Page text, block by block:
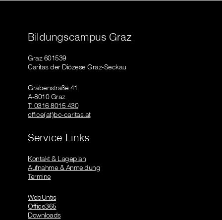
Bildungscampus Graz
Graz 601539
Caritas der Diözese Graz-Seckau
Grabenstraße 41
A-8010 Graz
T: 0316 8015 430
office(at)bc-caritas.at
Service Links
Kontakt & Lageplan
Aufnahme & Anmeldung
Termine
WebUntis
Office365
Downloads